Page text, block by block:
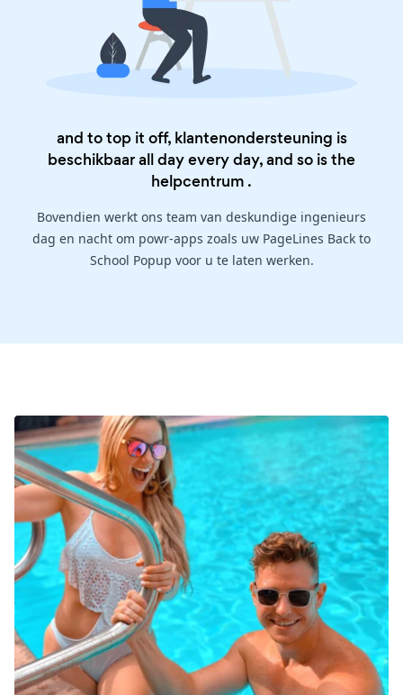
and to top it off, klantenondersteuning is
beschikbaar all day every day, and so is the
helpcentrum .
Bovendien werkt ons team van deskundige ingenieurs
dag en nacht om powr-apps zoals uw PageLines Back to
School Popup voor u te laten werken.